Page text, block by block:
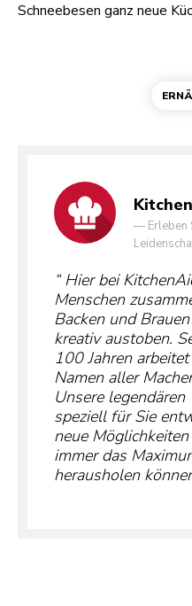
Schneebesen ganz neue
— Erleben
Hier bei
Menschen
Backen und
kreativ austoben.
100 Jahren
Namen aller
Unsere
speziell für Sie
neue
immer das
herausholen